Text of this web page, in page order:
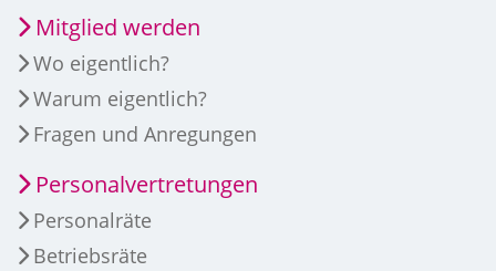
Mitglied werden
Wo eigentlich?
Warum eigentlich?
Fragen und Anregungen
Personalvertretungen
Personalräte
Betriebsräte